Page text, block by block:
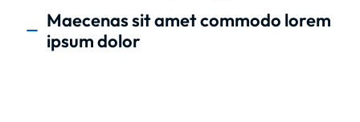
Maecenas sit amet commodo lorem
ipsum dolor